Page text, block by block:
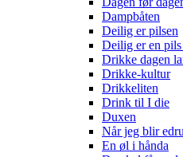
Dampbåten
Deilig er pilsen
Deilig er en
Drikke dagen
Drikke-kultur
Drikkeliten
Drink til I die
Duxen
Når jeg blir edru
En øl i hånda